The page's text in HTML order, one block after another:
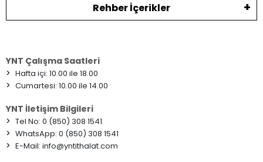
Rehber İçerikler
YNT Çalışma Saatleri
> Hafta içi: 10.00 ile 18.00
> Cumartesi: 10.00 ile 14.00
YNT İletişim Bilgileri
> Tel No: 0 (850) 308 1541
> WhatsApp: 0 (850) 308 1541
> E-Mail: info@yntithalat.com